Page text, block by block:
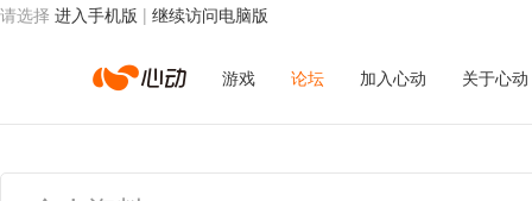
请选择 进入手机版 | 继续访问电脑版
心
动
游戏 论坛 加入心动 关于心动